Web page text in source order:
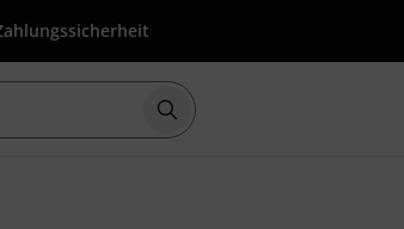
Suche mit Suchwort